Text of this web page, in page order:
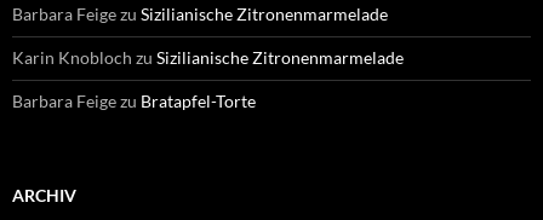
Barbara Feigezu Sizilianische Zitronenmarmelade
Karin Knobloch zu Sizilianische Zitronenmarmelade
Barbara Feigezu Bratapfel-Torte
ARCHIV